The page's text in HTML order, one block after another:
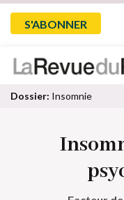
Skip
navigation
Menu
du
compte
l'utilisateur
S'ABONNER
Dossier: Insomnie